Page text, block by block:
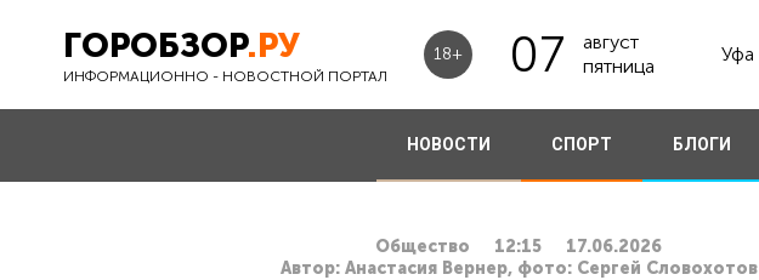
ГОРОБЗОР.РУ
ИНФОРМАЦИОННО - НОВОСТНОЙ ПОРТАЛ
18+ 07
август
пятница
Уфа
НОВОСТИ СПОРТ БЛОГИ
Общество 12:15
17.06.2026
Автор: Анастасия Вернер, фото: Сергей Словохотов